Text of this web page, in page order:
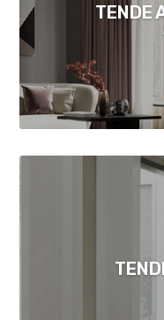
TENDE